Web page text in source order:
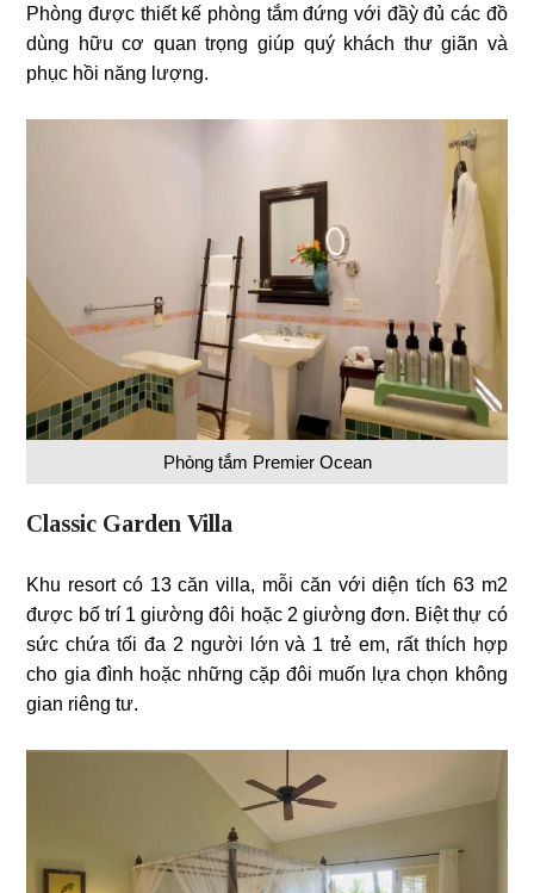
Phòng được thiết kế phòng tắm đứng với đầỳ đủ các đồ
dùng hữu cơ quan trọng giúp quý khách thư giãn và
phục hồi năng lượng.
Phòng tắm Premier Ocean
Classic Garden Villa
Khu resort có 13 căn villa, mỗi căn với diện tích 63 m2
được bố trí 1 giường đôi hoặc 2 giường đơn. Biệt thự có
sức chứa tối đa 2 người lớn và 1 trẻ em, rất thích hợp
cho gia đình hoặc những cặp đôi muốn lựa chọn không
gian riêng tư.